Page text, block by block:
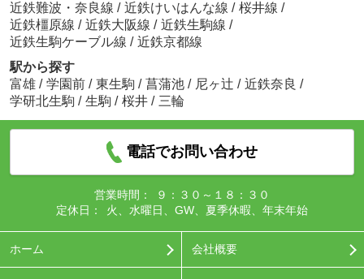
近鉄難波・奈良線 / 近鉄けいはんな線 / 桜井線 /
近鉄橿原線 / 近鉄大阪線 / 近鉄生駒線 /
近鉄生駒ケーブル線 / 近鉄京都線
駅から探す
富雄 / 学園前 / 東生駒 / 菖蒲池 / 尼ヶ辻 / 近鉄奈良 /
学研北生駒 / 生駒 / 桜井 / 三輪
電話でお問い合わせ
営業時間：
９：３０～１８：３０
定休日：
火、水曜日、GW、夏季休暇、年末年始
ホーム 会社概要